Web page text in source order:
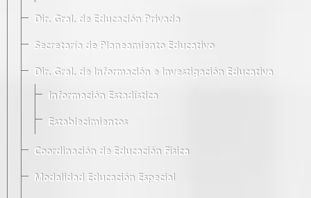
Dir. Gral. de Educación Privada
Secretaría de Planeamiento Educativo
Dir. Gral. de Información e Investigación Educativa
Información Estadística
Establecimientos
Coordinación de Educación Física
Modalidad Educación Especial